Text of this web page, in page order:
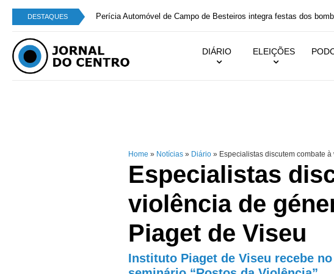
DESTAQUES Perícia Automóvel de Campo de Besteiros integra festas dos
DIÁRIO ELEIÇÕES
Home » Notícias » Diário » Especialistas discutem combate
Especialistas
violência de
Piaget de Viseu
Instituto Piaget de Viseu recebe